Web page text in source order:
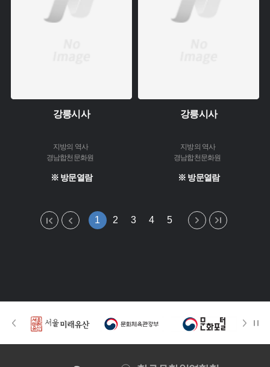
강릉시사
지방의 역사
경남합천문화원
※ 방문열람
강릉시사
지방의 역사
경남합천문화원
※ 방문열람
1 2 3 4 5